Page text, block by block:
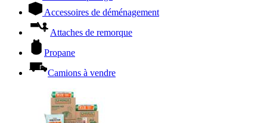
Accessoires de déménagement
Attaches de remorque
Propane
Camions à vendre